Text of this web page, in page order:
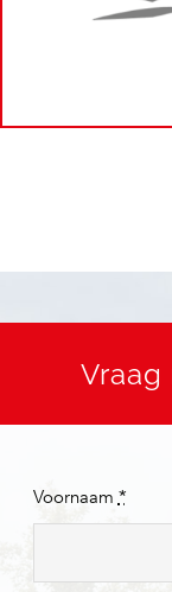
Voornaam *